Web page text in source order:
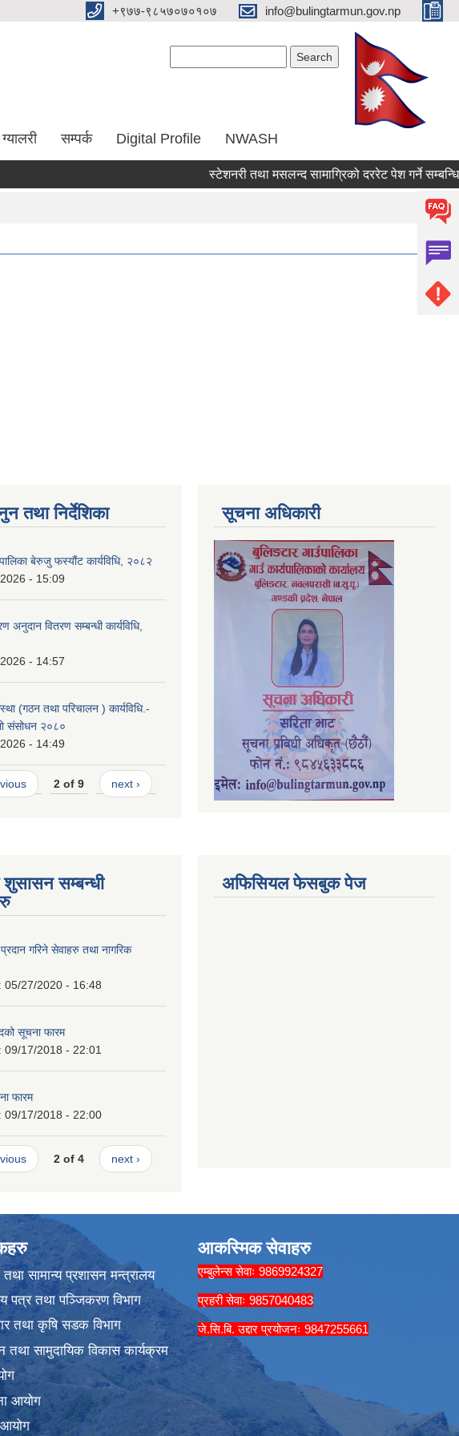
‌+९७७-९८५७०७०१०७ info@bulingtarmun.gov.np
ग्यालरी सम्पर्क Digital Profile NWASH
स्टेशनरी तथा मसलन्द सामाग्रिको दररेट पेश गर्ने सम्बन्धि
तथा निर्देशिका
बेरुजु फस्यौंट कार्यविधि, २०८२
- 15:09
अनुदान वितरण सम्बन्धी कार्यविधि,
- 14:57
(गठन तथा परिचालन ) कार्यविधि.-
संसोधन २०८०
- 14:49
2 of 9 next ›
सूचना अधिकारी
शुसासन सम्बन्धी
प्रदान गरिने सेवाहरु तथा नागरिक
05/27/2020 - 16:48
सूचना फारम
09/17/2018 - 22:01
फारम
09/17/2018 - 22:00
2 of 4 next ›
अफिसियल फेसबुक पेज
तथा सामान्य प्रशासन मन्त्रालय
पत्र तथा पञ्जिकरण विभाग
तथा कृषि सडक विभाग
तथा सामुदायिक विकास कार्यक्रम
आयोग
आकस्मिक सेवाहरु
एम्बुलेन्स सेवाः 9869924327
प्रहरी सेवाः 9857040483
जे.सि.बि. उद्दार प्रयोजनः 9847255661